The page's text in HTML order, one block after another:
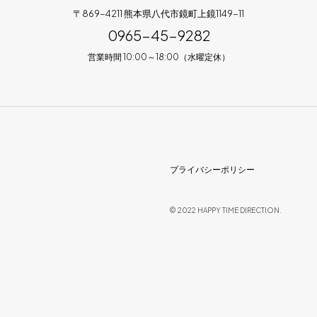
〒869-4211 熊本県八代市鏡町上鏡1149-11
0965-45-9282
営業時間 10:00～18:00（水曜定休）
プライバシーポリシー
© 2022 HAPPY TIME DIRECTION.